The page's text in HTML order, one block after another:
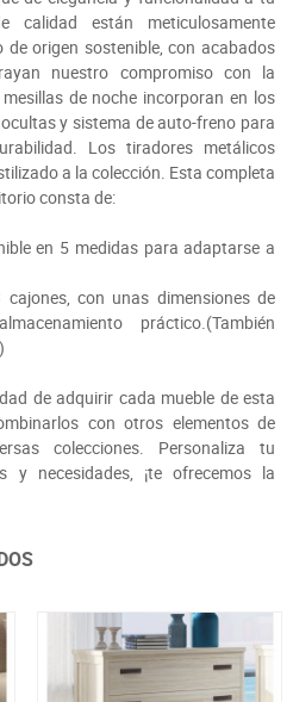
calidad están meticulosamente
origen sostenible, con acabados
nuestro compromiso con la
de noche incorporan en los
y sistema de auto-freno para
Los tiradores metálicos
a la colección. Esta completa
consta de:
en 5 medidas para adaptarse a
con unas dimensiones de
práctico.(También
de adquirir cada mueble de esta
con otros elementos de
colecciones. Personaliza tu
y necesidades, ¡te ofrecemos la